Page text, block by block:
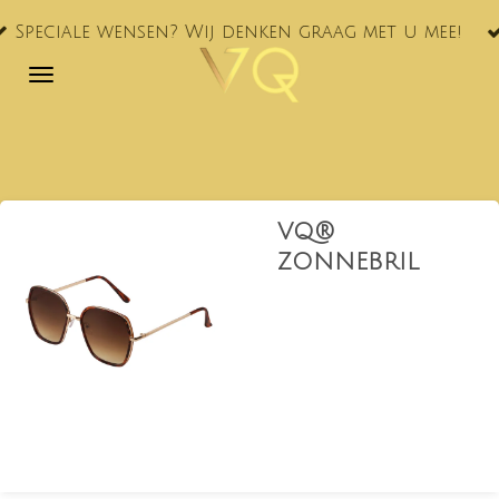
Ga
naar
wensen? Wij denken graag met u mee!
VQ®
ZONNEBRIL